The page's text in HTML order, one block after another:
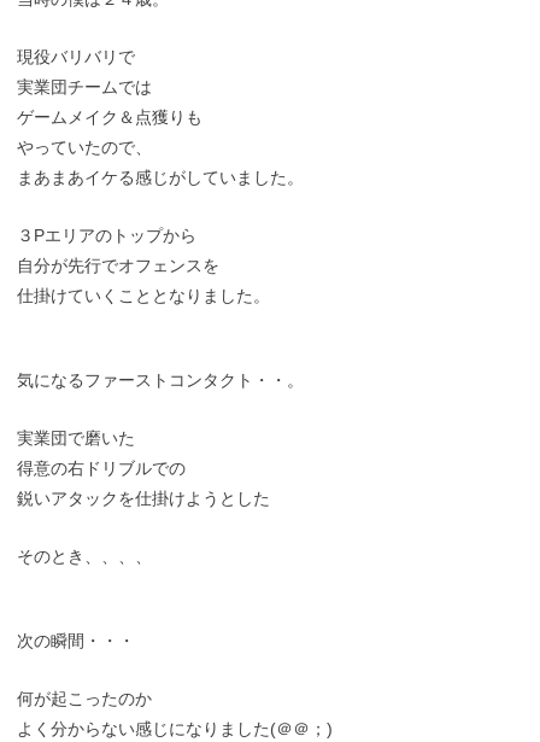
現役バリバリで
実業団チームでは
ゲームメイク＆点獲りも
やっていたので、
まあまあイケる感じがしていました。
３Pエリアのトップから
自分が先行でオフェンスを
仕掛けていくこととなりました。
気になるファーストコンタクト・・。
実業団で磨いた
得意の右ドリブルでの
鋭いアタックを仕掛けようとした
そのとき、、、、
次の瞬間・・・
何が起こったのか
よく分からない感じになりました(＠＠；)